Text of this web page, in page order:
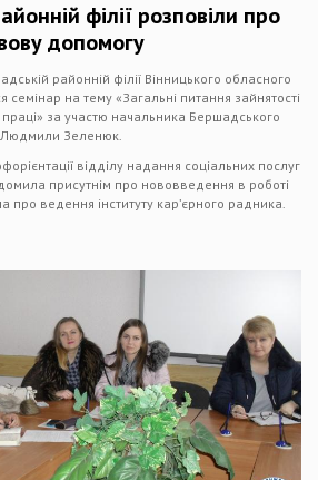
філії розповіли про
допомогу
районній філії Вінницького обласного
семінар на тему «Загальні питання зайнятості
за участю начальника Бершадського
Зеленюк.
відділу надання соціальних послуг
присутнім про нововведення в роботі
про ведення інституту кар’єрного радника.